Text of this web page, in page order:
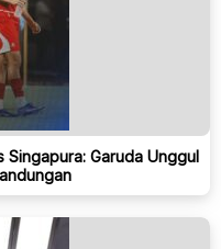
Garuda Unggul